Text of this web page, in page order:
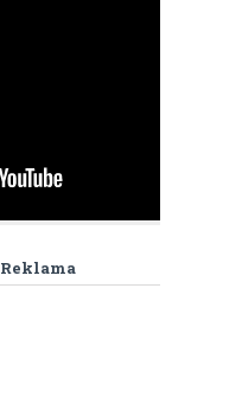
Reklama